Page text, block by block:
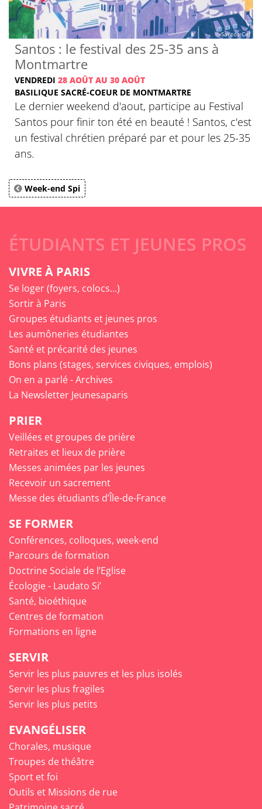
© Santos Cef
Santos : le festival des 25-35 ans à
Montmartre
VENDREDI 28 AOÛT AU 30 AOÛT
BASILIQUE SACRÉ-COEUR DE MONTMARTRE
Le dernier weekend d'aout, participe au Festival
Santos pour finir ton été en beauté ! Santos, c'est
un festival chrétien préparé par et pour les 25-35
ans.
Week-end Spi
ÉTUDIANTS ET JEUNES PROS
VIVRE À PARIS
Se loger (foyers, colocs...)
Sortir à Paris
Groupes étudiants et jeunes pros
Les aumôneries étudiantes
Santé et précarité des jeunes
Bons plans (stages, services civiques, emplois)
On en a parlé - Archives
La Newsletter Jeunesaparis
PRIER
Veillées et groupes de prière
Retraites et lieux de prière
Messes animées par les jeunes
Recevoir un sacrement
Messe des étudiants d’Île-de-France
SE FORMER
Conférences, colloques, week-end
Parcours de formation
Doctrine Sociale de l’Eglise
Écologie - Laudato Si’
Santé, bioéthique
Centres de formation
Formations en ligne
SERVIR
Servir les plus pauvres et les plus isolés
Servir les plus fragiles
Servir les plus petits
EVANGÉLISER
Chorales, musique
Troupes de théâtre
Sport et foi
Outils et Missions de rue